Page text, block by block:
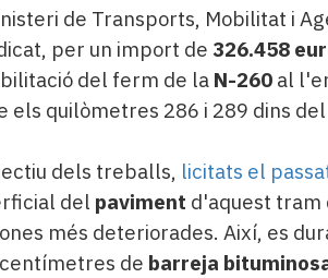
de Transports, Mobilitat i
per un import de 326.458
del ferm de la N-260 al
els quilòmetres 286 i 289 dins
dels treballs, licitats el
del paviment d'aquest tram
més deteriorades. Així, es
de barreja